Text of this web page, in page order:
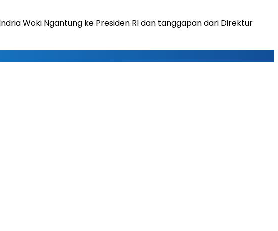
Woki Ngantung ke Presiden RI dan tanggapan dari Direktur